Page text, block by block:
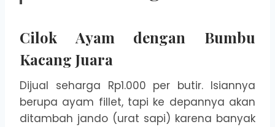
Cilok Ayam dengan Bumbu
Kacang Juara
Dijual seharga Rp1.000 per butir. Isiannya
berupa ayam fillet, tapi ke depannya akan
ditambah jando (urat sapi) karena banyak